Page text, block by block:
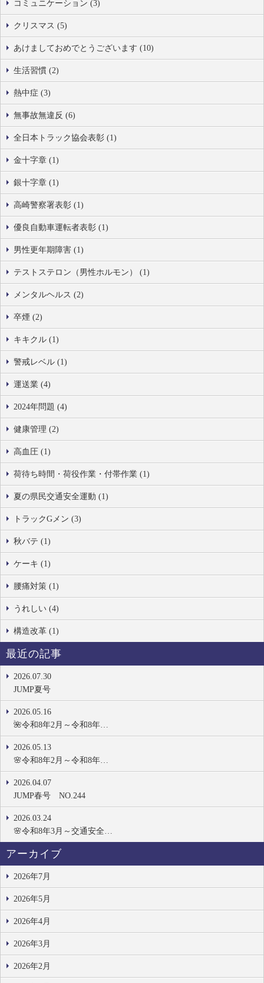
コミュニケーション (3)
クリスマス (5)
あけましておめでとうございます (10)
生活習慣 (2)
熱中症 (3)
無事故無違反 (6)
全日本トラック協会表彰 (1)
金十字章 (1)
銀十字章 (1)
高崎警察署表彰 (1)
優良自動車運転者表彰 (1)
男性更年期障害 (1)
テストステロン（男性ホルモン） (1)
メンタルヘルス (2)
卒煙 (2)
キキクル (1)
警戒レベル (1)
運送業 (4)
2024年問題 (4)
健康管理 (2)
高血圧 (1)
荷待ち時間・荷役作業・付帯作業 (1)
夏の県民交通安全運動 (1)
トラックGメン (3)
秋バテ (1)
ケーキ (1)
腰痛対策 (1)
うれしい (4)
構造改革 (1)
最近の記事
2026.07.30
JUMP夏号
2026.05.16
🌺令和8年2月～令和8年…
2026.05.13
🌸令和8年2月～令和8年…
2026.04.07
JUMP春号 NO.244
2026.03.24
🌸令和8年3月～交通安全…
アーカイブ
2026年7月
2026年5月
2026年4月
2026年3月
2026年2月